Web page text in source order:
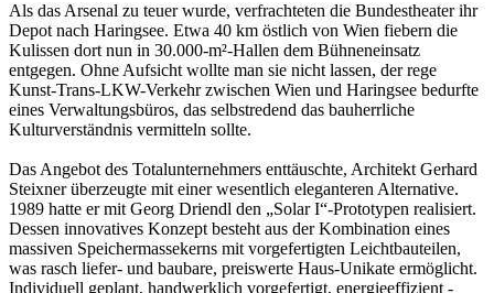
Als das Arsenal zu teuer wurde, verfrachteten die Bundestheater ihr
Depot nach Haringsee. Etwa 40 km östlich von Wien fiebern die
Kulissen dort nun in 30.000-m²-Hallen dem Bühneneinsatz
entgegen. Ohne Aufsicht wollte man sie nicht lassen, der rege
Kunst-Trans-LKW-Verkehr zwischen Wien und Haringsee bedurfte
eines Verwaltungsbüros, das selbstredend das bauherrliche
Kulturverständnis vermitteln sollte.
Das Angebot des Totalunternehmers enttäuschte, Architekt Gerhard
Steixner überzeugte mit einer wesentlich eleganteren Alternative.
1989 hatte er mit Georg Driendl den „Solar I“-Prototypen realisiert.
Dessen innovatives Konzept besteht aus der Kombination eines
massiven Speichermassekerns mit vorgefertigten Leichtbauteilen,
was rasch liefer- und baubare, preiswerte Haus-Unikate ermöglicht.
Individuell geplant, handwerklich vorgefertigt, energieeffizient -